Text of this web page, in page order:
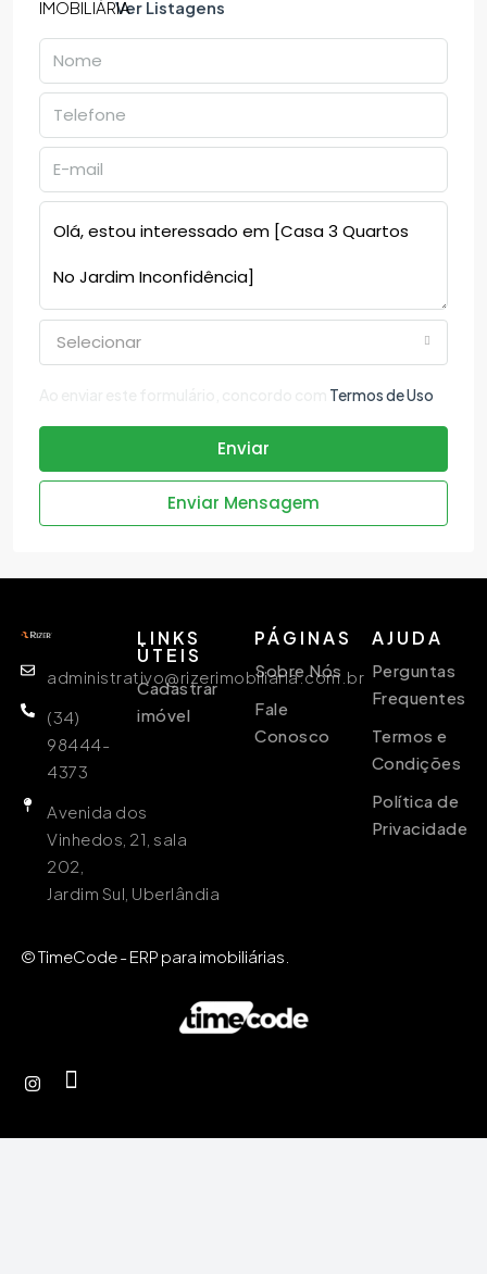
Ver Listagens
Selecionar
Termos de Uso
Enviar
Enviar Mensagem
administrativo@rizerimobiliaria.com.br
(34)
98444-
4373
Avenida dos
Vinhedos, 21, sala
202,
Jardim Sul, Uberlândia
LINKS
ÙTEIS
Cadastrar
imóvel
PÁGINAS
Sobre Nós
Fale
Conosco
AJUDA
Perguntas
Frequentes
Termos e
Condições
Política de
Privacidade
© TimeCode - ERP para imobiliárias.